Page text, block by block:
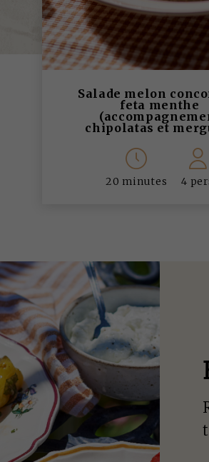
Salade melon
feta menthe
chipolatas et
20 minutes 4